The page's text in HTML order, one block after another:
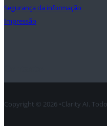
Segurança da informação
Impressão
Copyright © 2026 •Clarity AI.